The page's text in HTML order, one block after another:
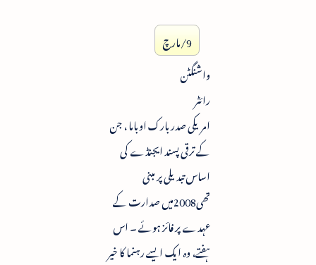
9/مارچ
واشنگٹن
رائٹر
امریکی صدربارک اوباما ، جن
کے ترقی پسند ایجنڈے کی
اساس تبدیلی پر مبنی
تھی2008میں صدارت کے
عہدے پر فائز ہوئے ۔ اس
ہفتے، وہ ایک ایسے رہنما کا خیر